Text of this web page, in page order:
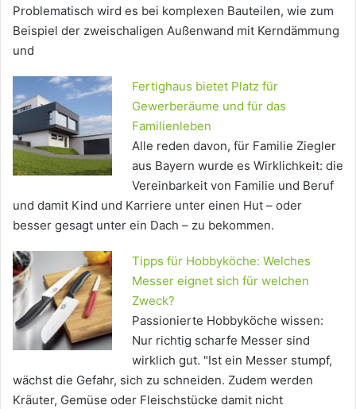
Problematisch wird es bei komplexen Bauteilen, wie zum
Beispiel der zweischaligen Außenwand mit Kerndämmung
und
Fertighaus bietet Platz für
Gewerberäume und für das
Familienleben
Alle reden davon, für Familie Ziegler
aus Bayern wurde es Wirklichkeit: die
Vereinbarkeit von Familie und Beruf
und damit Kind und Karriere unter einen Hut – oder
besser gesagt unter ein Dach – zu bekommen.
Tipps für Hobbyköche: Welches
Messer eignet sich für welchen
Zweck?
Passionierte Hobbyköche wissen:
Nur richtig scharfe Messer sind
wirklich gut. "Ist ein Messer stumpf,
wächst die Gefahr, sich zu schneiden. Zudem werden
Kräuter, Gemüse oder Fleischstücke damit nicht